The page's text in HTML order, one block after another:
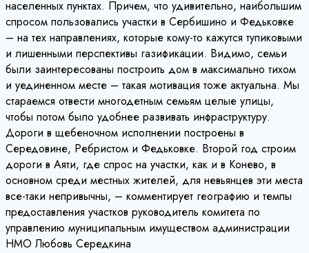
населенных пунктах. Причем, что удивительно, наибольшим
спросом пользовались участки в Сербишино и Федьковке
– на тех направлениях, которые кому-то кажутся тупиковыми
и лишенными перспективы газификации. Видимо, семьи
были заинтересованы построить дом в максимально тихом
и уединенном месте – такая мотивация тоже актуальна. Мы
стараемся отвести многодетным семьям целые улицы,
чтобы потом было удобнее развивать инфраструктуру.
Дороги в щебеночном исполнении построены в
Середовине, Ребристом и Федьковке. Второй год строим
дороги в Аяти, где спрос на участки, как и в Конево, в
основном среди местных жителей, для невьянцев эти места
все-таки непривычны, – комментирует географию и темпы
предоставления участков руководитель комитета по
управлению муниципальным имуществом администрации
НМО Любовь Середкина